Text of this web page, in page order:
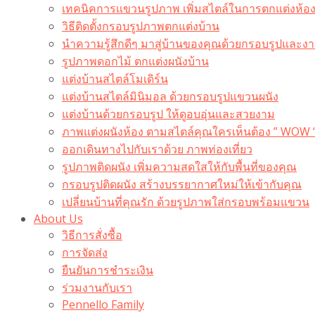
เทคนิคการแขวนรูปภาพ เพิ่มสไตล์ในการตกแต่งห้อง
วิธีติดตั้งกรอบรูปภาพตกแต่งบ้าน
นำความรู้สึกดีๆ มาสู่บ้านของคุณด้วยกรอบรูปและง
รูปภาพดอกไม้ ตกแต่งผนังบ้าน
แต่งบ้านสไตล์โมเดิร์น
แต่งบ้านสไตล์มินิมอล ด้วยกรอบรูปแขวนผนัง
แต่งบ้านด้วยกรอบรูป ให้ดูอบอุ่นและสวยงาม
ภาพแต่งผนังห้อง ตามสไตล์คุณใครเห็นต้อง ” WOW
ออกเดินทางไปกับเราด้วย ภาพท่องเที่ยว
รูปภาพติดผนัง เพิ่มความสดใสให้กับพื้นที่ของคุณ
กรอบรูปติดผนัง สร้างบรรยากาศใหม่ให้เข้ากับคุณ
เปลี่ยนบ้านที่คุณรัก ด้วยรูปภาพใส่กรอบพร้อมแขวน​
About Us
วิธีการสั่งซื้อ
การจัดส่ง
ยืนยันการชำระเงิน
ร่วมงานกับเรา
Pennello Family